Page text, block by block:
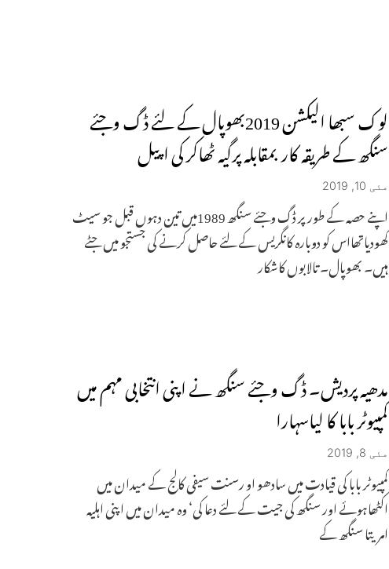
لوک سبھا الیکشن 2019بھوپال کے لئے ڈگ وجئے
سنگھ کے طریقہ کار بمقابلہ پرگیہ ٹھاکر کی اپیل
مئی 10, 2019
اپنے حصہ کے طور پر ڈگ وجئے سنگھ 1989میں تین دہوں قبل جو سیٹ
کھودیاتھااس کو دوبارہ کانگریس کے لئے حاصل کرنے کی جستجو میں جٹے
ہیں۔ بھوپال۔ تالابوں کاشکار
مدھیہ پردیش۔ ڈگ وجئے سنگھ نے اپنی انتخابی مہم میں
کمپیوٹر بابا کا لیاسہارا
مئی 8, 2019
کمپیوٹر بابا کی قیادت میں سادھو او رسنت سیفی کالج کے میدان میں
اکٹھاہوئے اور سنگھ کی جیت کے لئے دعا کی‘ وہ میدان میں اپنی اہلیہ
امریتا سنگھ کے